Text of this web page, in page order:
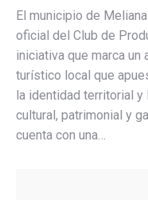
El municipio de
oficial del Club de
iniciativa que marca
turístico local que
la identidad territorial
cultural, patrimonial y
cuenta con una…